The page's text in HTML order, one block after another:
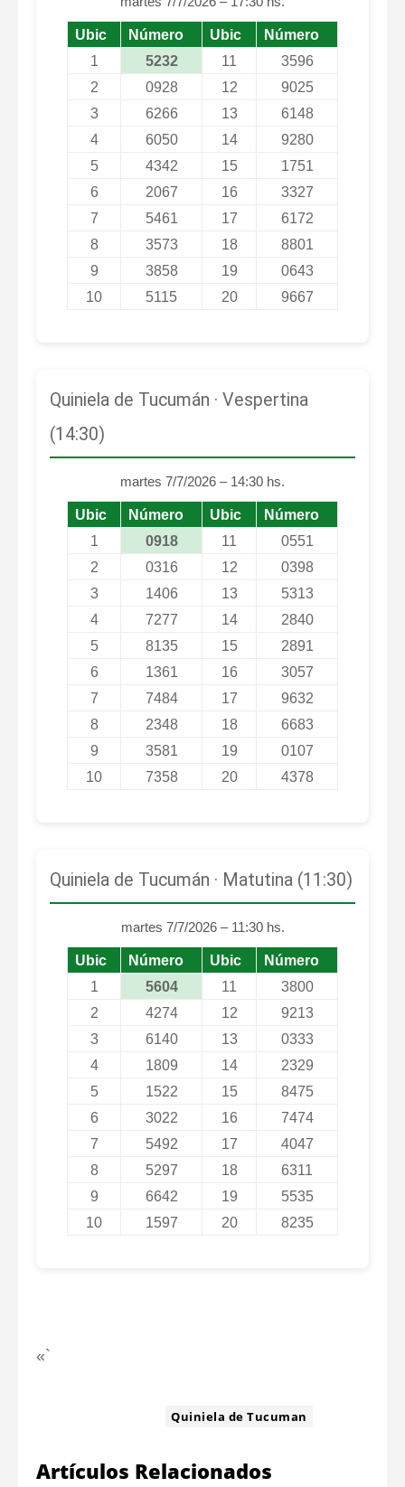
Ubic Número Ubic
Número
1
5232 11
3596
2
0928 12
9025
3
6266 13
6148
4
6050 14
9280
5
4342 15
1751
6
2067 16
3327
7
5461 17
6172
8
3573 18
8801
9
3858 19
0643
10
5115 20 9667
Quiniela de Tucumán · Vespertina
(14:30)
martes 7/7/2026 – 14:30 hs.
Ubic Número Ubic
Número
1
0918 11
0551
2
0316 12
0398
3
1406 13
5313
4
7277 14
2840
5
8135 15
2891
6
1361 16
3057
7
7484 17
9632
8
2348 18
6683
9
3581 19
0107
10
7358 20 4378
Quiniela de Tucumán · Matutina (11:30)
martes 7/7/2026 – 11:30 hs.
Ubic Número Ubic
Número
1
5604 11
3800
2
4274 12
9213
3
6140 13
0333
4
1809 14
2329
5
1522 15
8475
6
3022 16
7474
7
5492 17
4047
8
5297 18
6311
9
6642 19
5535
10
1597 20 8235
«`
Quiniela de Tucuman
Artículos Relacionados